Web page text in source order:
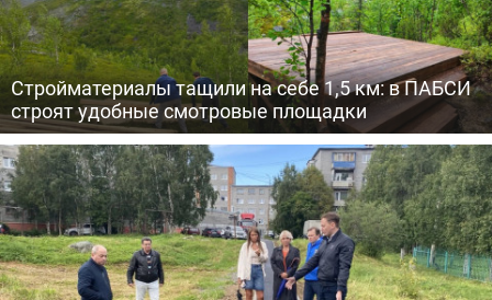
Стройматериалы тащили на себе 1,5 км: в ПАБСИ
строят удобные смотровые площадки